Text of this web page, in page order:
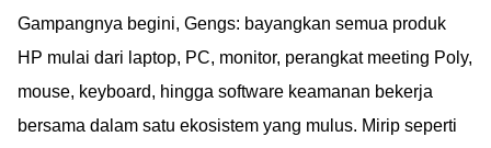
Gampangnya begini, Gengs: bayangkan semua produk
HP mulai dari laptop, PC, monitor, perangkat meeting Poly,
mouse, keyboard, hingga software keamanan bekerja
bersama dalam satu ekosistem yang mulus. Mirip seperti